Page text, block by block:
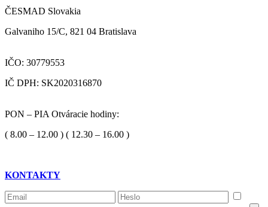
ČESMAD Slovakia
Galvaniho 15/C, 821 04 Bratislava
IČO: 30779553
IČ DPH: SK2020316870
PON – PIA Otváracie hodiny:
( 8.00 – 12.00 ) ( 12.30 – 16.00 )
KONTAKTY